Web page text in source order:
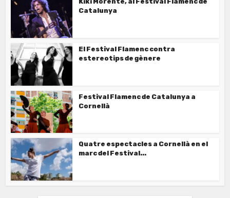
Catalunya
El Festival Flamenc contra
estereotips de gènere
Festival Flamenc de Catalunya a
Cornellà
Quatre espectacles a Cornellà en el
marc del Festival...